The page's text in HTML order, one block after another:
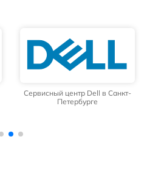
Сервисный центр Dell в Санкт-
Петербурге